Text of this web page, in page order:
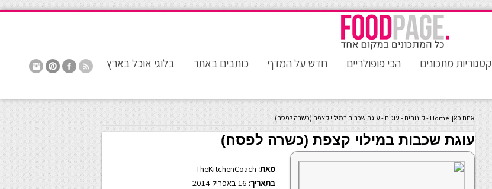
קטגוריות מתכונים הכי פופולריים חדש על המדף כותבים באתר בלוגי אוכל בארץ
אתם כאן: Home
-קינוחים - עוגות- עוגת שכבות במילוי קצפת (כשרה לפסח)
עוגת שכבות במילוי קצפת (כשרה לפסח)
מאת: TheKitchenCoach
בתאריך: